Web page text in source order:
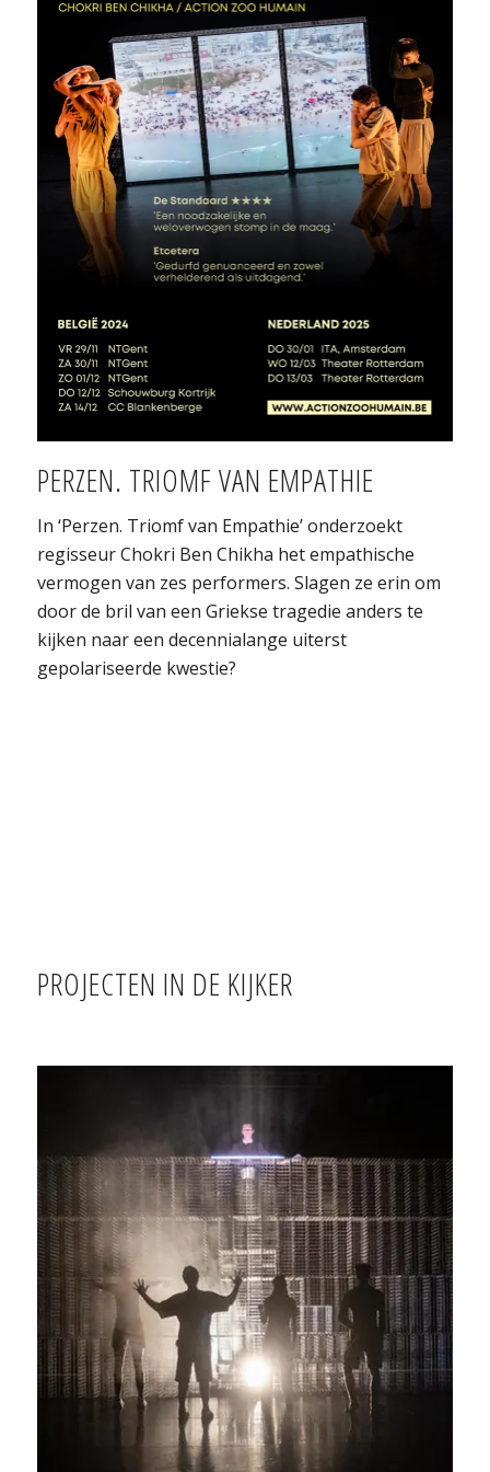
Perzen. Triomf van Empathie
PERZEN. TRIOMF VAN EMPATHIE
In ‘Perzen. Triomf van Empathie’ onderzoekt
regisseur Chokri Ben Chikha het empathische
vermogen van zes performers. Slagen ze erin om
door de bril van een Griekse tragedie anders te
kijken naar een decennialange uiterst
gepolariseerde kwestie?
PROJECTEN IN DE KIJKER
Perzen. Triomf van Empathie